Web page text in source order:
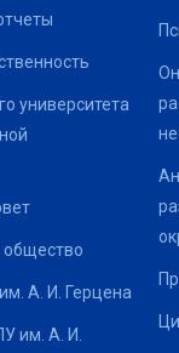
университета
общество
А. И. Герцена
им. А. И.